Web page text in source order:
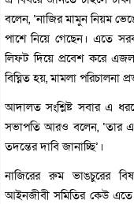
বলেন, ‘নাজির মামুন নিয়ম
পাশে নিয়ে গেছেন। এতে
লিফট দিয়ে প্রবেশ করে
বিঘ্নিত হয়, মামলা পরিচালনা
আদালত সংশ্লিষ্ট সবার এ
সভাপতি আরও বলেন, ‘তার
তদন্তের দাবি জানাচ্ছি’।
নাজিরের রুম ভাঙচুরের
আইনজীবী সমিতির কেউ